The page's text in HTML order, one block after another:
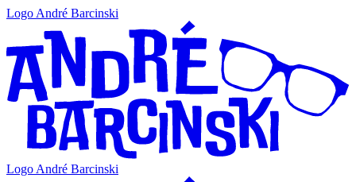
Logo André Barcinski
Logo André Barcinski